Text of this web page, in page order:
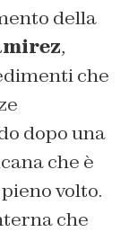
della
,
che
dopo una
che è
volto.
che